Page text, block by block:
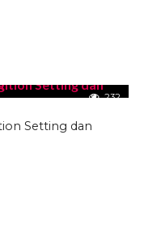
232
Setting dan